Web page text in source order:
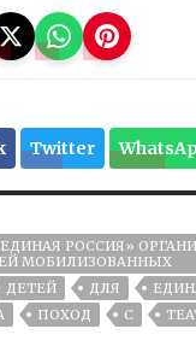
Twitter
РОССИЯ»
МОБИЛИЗОВАННЫХ
ДЕТЕЙ ДЛЯ
ПОХОД С